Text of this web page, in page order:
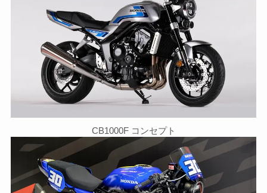
CB1000F コンセプト